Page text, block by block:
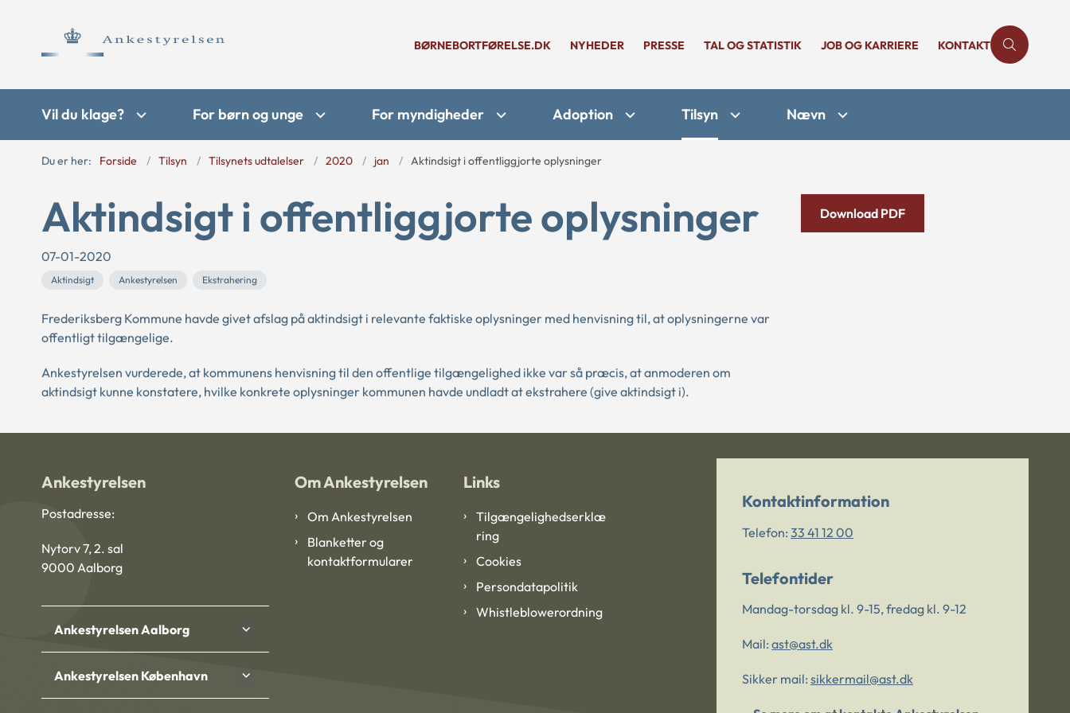
BØRNEBORTFØRELSE.DK NYHEDER PRESSE TAL OG STATISTIK JOB OG KARRIERE KONTAKT
Vil du klage? For børn og unge For myndigheder Adoption Tilsyn Nævn
Du er her: Forside Tilsyn Tilsynets udtalelser 2020 jan Aktindsigt i offentliggjorte oplysninger
Aktindsigt i offentliggjorte oplysninger
07-01-2020
Aktindsigt Ankestyrelsen Ekstrahering
Frederiksberg Kommune havde givet afslag på aktindsigt i relevante faktiske oplysninger med henvisning til, at oplysningerne var
offentligt tilgængelige.
Ankestyrelsen vurderede, at kommunens henvisning til den offentlige tilgængelighed ikke var så præcis, at anmoderen om
aktindsigt kunne konstatere, hvilke konkrete oplysninger kommunen havde undladt at ekstrahere (give aktindsigt i).
Download PDF
Ankestyrelsen
Postadresse:
Nytorv 7, 2. sal
9000 Aalborg
Ankestyrelsen Aalborg
Ankestyrelsen København
Om Ankestyrelsen
Om Ankestyrelsen
Blanketter og
kontaktformularer
Links
Tilgængelighedserklæ
ring
Cookies
Persondatapolitik
Whistleblowerordning
Kontaktinformation
Telefon: 33 41 12 00
Telefontider
Mandag-torsdag kl. 9-15, fredag kl. 9-12
Mail: ast@ast.dk
Sikker mail: sikkermail@ast.dk